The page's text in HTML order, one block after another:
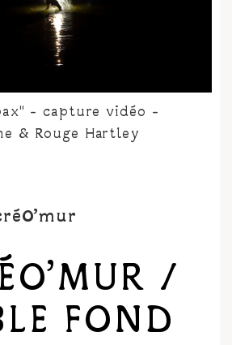
- capture vidéo -
& Rouge Hartley
/
FOND